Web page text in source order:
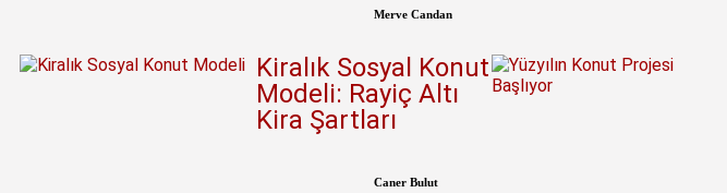
Merve Candan
Kiralık Sosyal Konut
Modeli: Rayiç Altı
Kira Şartları
Caner Bulut